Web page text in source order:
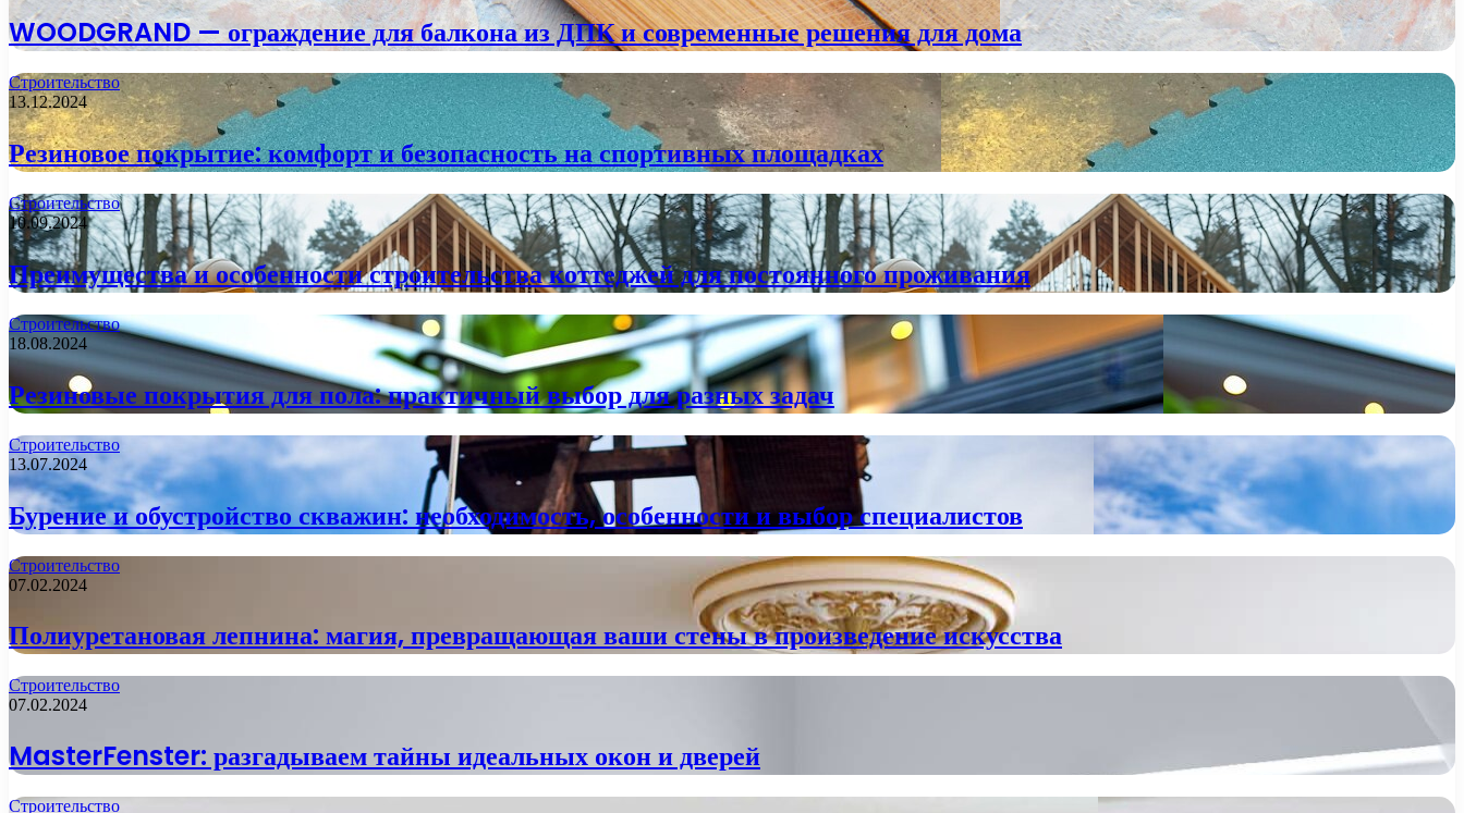
WOODGRAND — ограждение для балкона из ДПК и современные решения для дома
Строительство
13.12.2024
Резиновое покрытие: комфорт и безопасность на спортивных площадках
Строительство
10.09.2024
Преимущества и особенности строительства коттеджей для постоянного проживания
Строительство
18.08.2024
Резиновые покрытия для пола: практичный выбор для разных задач
Строительство
13.07.2024
Бурение и обустройство скважин: необходимость, особенности и выбор специалистов
Строительство
07.02.2024
Полиуретановая лепнина: магия, превращающая ваши стены в произведение искусства
Строительство
07.02.2024
MasterFenster: разгадываем тайны идеальных окон и дверей
Строительство